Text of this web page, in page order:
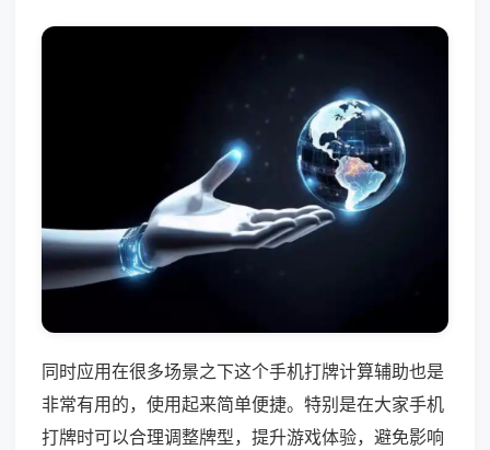
同时应用在很多场景之下这个手机打牌计算辅助也是
非常有用的，使用起来简单便捷。特别是在大家手机
打牌时可以合理调整牌型，提升游戏体验，避免影响